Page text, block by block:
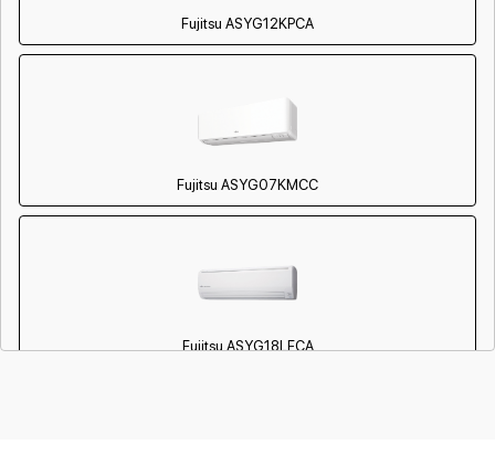
Fujitsu ASYG12KPCA
Fujitsu ASYG07KMCC
Fujitsu ASYG18LFCA